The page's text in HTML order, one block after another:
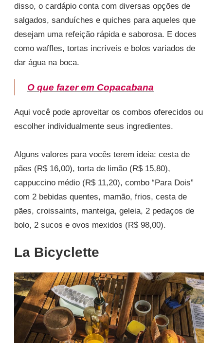
disso, o cardápio conta com diversas opções de
salgados, sanduíches e quiches para aqueles que
desejam uma refeição rápida e saborosa. E doces
como waffles, tortas incríveis e bolos variados de
dar água na boca.
O que fazer em Copacabana
Aqui você pode aproveitar os combos oferecidos ou
escolher individualmente seus ingredientes.
Alguns valores para vocês terem ideia: cesta de
pães (R$ 16,00), torta de limão (R$ 15,80),
cappuccino médio (R$ 11,20), combo “Para Dois”
com 2 bebidas quentes, mamão, frios, cesta de
pães, croissaints, manteiga, geleia, 2 pedaços de
bolo, 2 sucos e ovos mexidos (R$ 98,00).
La Bicyclette